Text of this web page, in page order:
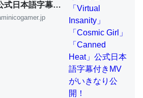
ルシウムを大量に使う脊椎動物と貝
な…。腹足類だと殻を無くしてナメク
】昆虫学の大問題＝「昆虫はなぜ海にいな
式日本語字幕付
！「SUMMER